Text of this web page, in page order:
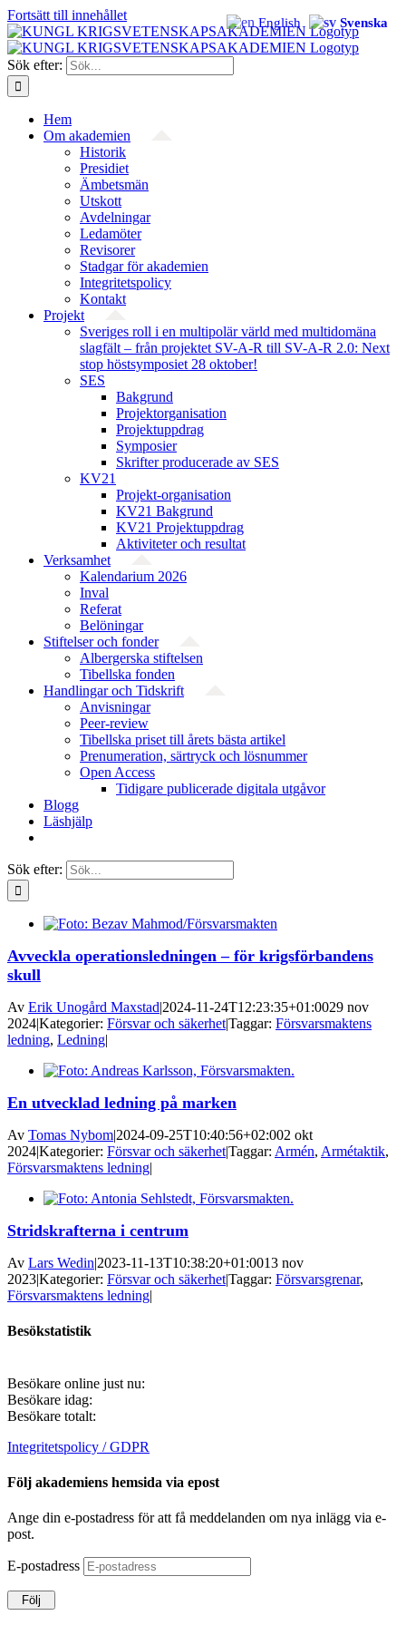
Fortsätt till innehållet
Sök efter:
Hem
Om akademien
Historik
Presidiet
Ämbetsmän
Utskott
Avdelningar
Ledamöter
Revisorer
Stadgar för akademien
Integritetspolicy
Kontakt
Projekt
Sveriges roll i en multipolär värld med multidomäna
slagfält – från projektet SV-A-R till SV-A-R 2.0: Next
stop höstsymposiet 28 oktober!
SES
Bakgrund
Projekt­organisation
Projektuppdrag
Symposier
Skrifter producerade av SES
KV21
Projekt-organisation
KV21 Bakgrund
KV21 Projektuppdrag
Aktiviteter och resultat
Verksamhet
Kalendarium 2026
Inval
Referat
Belöningar
Stiftelser och fonder
Albergerska stiftelsen
Tibellska fonden
Handlingar och Tidskrift
Anvisningar
Peer-review
Tibellska priset till årets bästa artikel
Prenumeration, särtryck och lösnummer
Open Access
Tidigare publicerade digitala utgåvor
Blogg
Läshjälp
Sök efter:
Avveckla operationsledningen – för krigsförbandens
skull
Av Erik Unogård Maxstad|2024-11-24T12:23:35+01:0029 nov
2024|Kategorier: Försvar och säkerhet|Taggar: Försvarsmaktens
ledning, Ledning|
En utvecklad ledning på marken
Av Tomas Nybom|2024-09-25T10:40:56+02:002 okt
2024|Kategorier: Försvar och säkerhet|Taggar: Armén, Armétaktik,
Försvarsmaktens ledning|
Stridskrafterna i centrum
Av Lars Wedin|2023-11-13T10:38:20+01:0013 nov
2023|Kategorier: Försvar och säkerhet|Taggar: Försvarsgrenar,
Försvarsmaktens ledning|
Besökstatistik
Besökare online just nu:
Besökare idag:
Besökare totalt:
Integritetspolicy / GDPR
Följ akademiens hemsida via epost
Ange din e-postadress för att få meddelanden om nya inlägg via e-
post.
E-postadress
Följ
English Svenska